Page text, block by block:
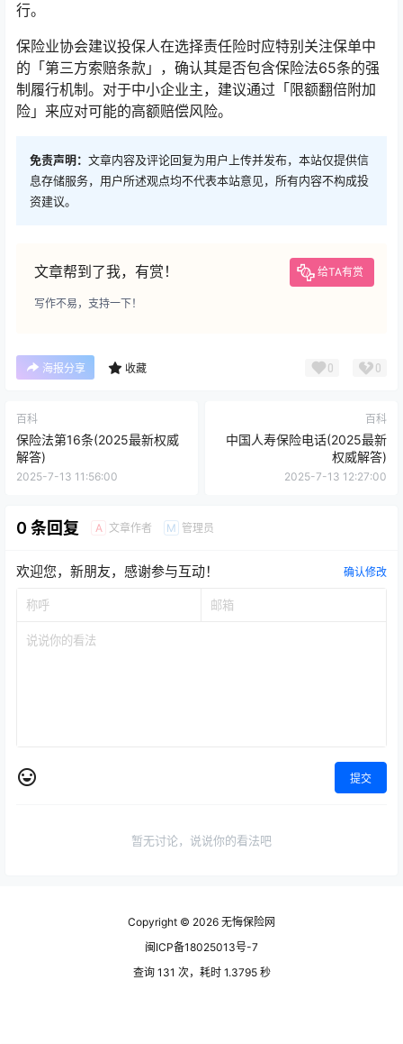
行。
保险业协会建议投保人在选择责任险时应特别关注保单中
的「第三方索赔条款」，确认其是否包含保险法65条的强
制履行机制。对于中小企业主，建议通过「限额翻倍附加
险」来应对可能的高额赔偿风险。
免责声明： 文章内容及评论回复为用户上传并发布，本站仅提供信
息存储服务，用户所述观点均不代表本站意见，所有内容不构成投
资建议。
文章帮到了我，有赏！ 给TA有赏
写作不易，支持一下！
海报分享 收藏 0 0
百科
保险法第16条(2025最新权威
解答)
2025-7-13 11:56:00
百科
中国人寿保险电话(2025最新
权威解答)
2025-7-13 12:27:00
0 条回复 A 文章作者 M 管理员
欢迎您，新朋友，感谢参与互动！ 确认修改
提交
暂无讨论，说说你的看法吧
Copyright © 2026 无悔保险网
闽ICP备18025013号-7
查询 131 次，耗时 1.3795 秒